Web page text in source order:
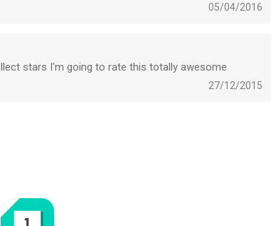
05/04/2016
stars I'm going to rate this totally awesome
27/12/2015